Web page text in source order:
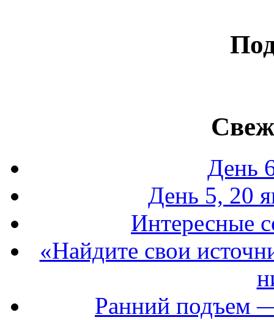
День
День 5, 20
Интересные
«Найдите свои
Ранний подъем